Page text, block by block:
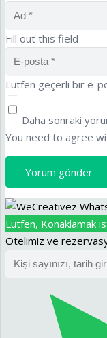
Fill out this field
Lütfen geçerli bir e-
Daha sonraki
You need to agree
Yorum gönder
Lütfen, Konaklamak
Otelimiz ve